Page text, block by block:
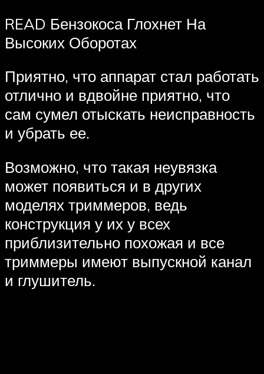
READ Бензокоса Глохнет На
Высоких Оборотах
Приятно, что аппарат стал работать
отлично и вдвойне приятно, что
сам сумел отыскать неисправность
и убрать ее.
Возможно, что такая неувязка
может появиться и в других
моделях триммеров, ведь
конструкция у их у всех
приблизительно похожая и все
триммеры имеют выпускной канал
и глушитель.